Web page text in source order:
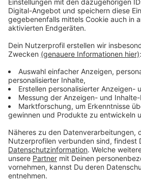
Wir filzen, spinnen, weben und
ein Wappen erstellen.
Grips Games (18:30-20 Uhr)
Start: 19.05.21
Alter: 12-18 Jahre
Kostenfrei
Wie oft: 6 Sitzungen
Rätsel-, Quiz- und Denkspiele, bis